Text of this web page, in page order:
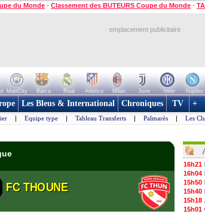
du Monde - Classement des BUTEURS Coupe du Monde -
emplacement publicitaire
ManCity Barca Real Atletico Milan Juve Inter Naples
Les Bleus & International Chroniques TV +
| Equipe type | Tableau Transferts | Palmarès | Les
FC THOUNE
16h21
16h04
15h50
15h40
15h18
15h01